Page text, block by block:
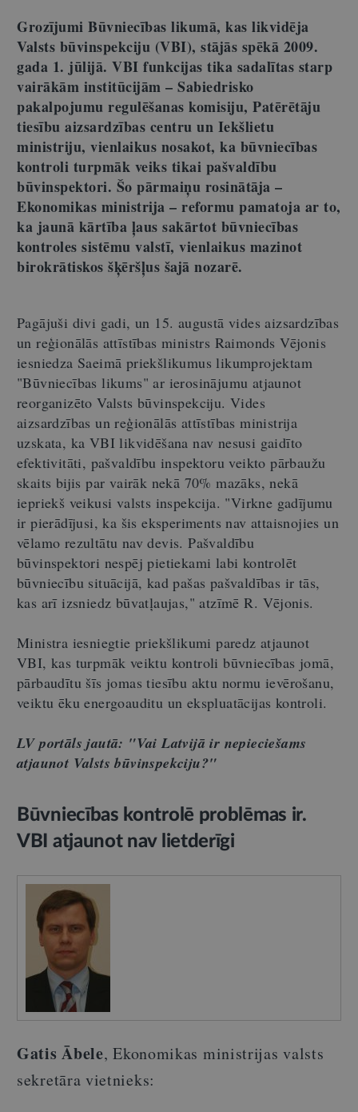
Grozījumi Būvniecības likumā, kas likvidēja
Valsts būvinspekciju (VBI), stājās spēkā 2009.
gada 1. jūlijā. VBI funkcijas tika sadalītas starp
vairākām institūcijām – Sabiedrisko
pakalpojumu regulēšanas komisiju, Patērētāju
tiesību aizsardzības centru un Iekšlietu
ministriju, vienlaikus nosakot, ka būvniecības
kontroli turpmāk veiks tikai pašvaldību
būvinspektori. Šo pārmaiņu rosinātāja –
Ekonomikas ministrija – reformu pamatoja ar to,
ka jaunā kārtība ļaus sakārtot būvniecības
kontroles sistēmu valstī, vienlaikus mazinot
birokrātiskos šķēršļus šajā nozarē.
Pagājuši divi gadi, un 15. augustā vides aizsardzības
un reģionālās attīstības ministrs Raimonds Vējonis
iesniedza Saeimā priekšlikumus likumprojektam
"Būvniecības likums" ar ierosinājumu atjaunot
reorganizēto Valsts būvinspekciju. Vides
aizsardzības un reģionālās attīstības ministrija
uzskata, ka VBI likvidēšana nav nesusi gaidīto
efektivitāti, pašvaldību inspektoru veikto pārbaužu
skaits bijis par vairāk nekā 70% mazāks, nekā
iepriekš veikusi valsts inspekcija. "Virkne gadījumu
ir pierādījusi, ka šis eksperiments nav attaisnojies un
vēlamo rezultātu nav devis. Pašvaldību
būvinspektori nespēj pietiekami labi kontrolēt
būvniecību situācijā, kad pašas pašvaldības ir tās,
kas arī izsniedz būvatļaujas," atzīmē R. Vējonis.
Ministra iesniegtie priekšlikumi paredz atjaunot
VBI, kas turpmāk veiktu kontroli būvniecības jomā,
pārbaudītu šīs jomas tiesību aktu normu ievērošanu,
veiktu ēku energoauditu un ekspluatācijas kontroli.
LV portāls jautā: "Vai Latvijā ir nepieciešams
atjaunot Valsts būvinspekciju?"
Būvniecības kontrolē problēmas ir.
VBI atjaunot nav lietderīgi
Gatis Ābele, Ekonomikas ministrijas valsts
sekretāra vietnieks: